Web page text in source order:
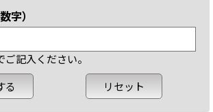
字）
記入ください。